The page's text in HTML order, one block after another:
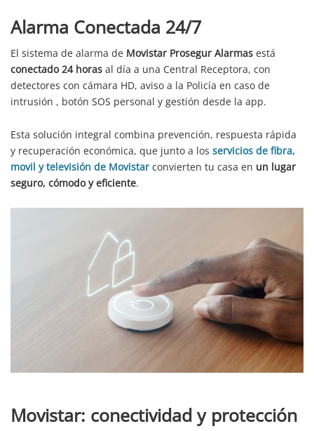
Alarma Conectada 24/7
El sistema de alarma de Movistar Prosegur Alarmas está
conectado 24 horas al día a una Central Receptora, con
detectores con cámara HD, aviso a la Policía en caso de
intrusión , botón SOS personal y gestión desde la app.
Esta solución integral combina prevención, respuesta rápida
y recuperación económica, que junto a los servicios de fibra,
movil y televisión de Movistar convierten tu casa en un lugar
seguro, cómodo y eficiente.
Movistar: conectividad y protección